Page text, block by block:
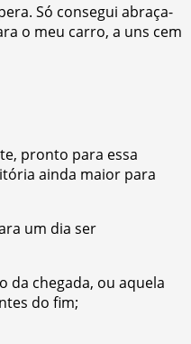
Só consegui abraça-
o meu carro, a uns cem
pronto para essa
ainda maior para
um dia ser
da chegada, ou aquela
do fim;